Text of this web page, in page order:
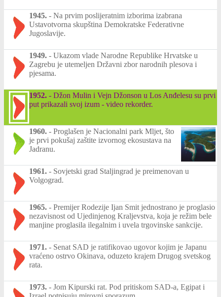
1945. - Na prvim poslijeratnim izborima izabrana
Ustavotvorna skupština Demokratske Federativne
Jugoslavije.
1949. - Ukazom vlade Narodne Republike Hrvatske u
Zagrebu je utemeljen Državni zbor narodnih plesova i
pjesama.
1952. - Džon Mulin i Vejn Džonson u Los Anđelesu su prvi
put prikazali svoj izum - video rekorder.
1960. - Proglašen je Nacionalni park Mljet, što
je prvi pokušaj zaštite izvornog ekosustava na
Jadranu.
1961. - Sovjetski grad Staljingrad je preimenovan u
Volgograd.
1965. - Premijer Rodezije Ijan Smit jednostrano je proglasio
nezavisnost od Ujedinjenog Kraljevstva, koja je režim bele
manjine proglasila ilegalnim i uvela trgovinske sankcije.
1971. - Senat SAD je ratifikovao ugovor kojim je Japanu
vraćeno ostrvo Okinava, oduzeto krajem Drugog svetskog
rata.
1973. - Jom Kipurski rat. Pod pritiskom SAD-a, Egipat i